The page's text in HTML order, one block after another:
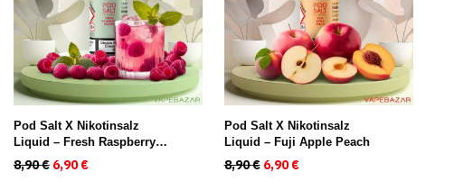
€
€.
Pod Salt X Nikotinsalz
Liquid – Fresh Raspberry
Mojito
8,90€ Ursprünglicher Preis war: 8,90 €
6,90€Aktueller Preis ist: 6,90 €.
Pod Salt X Nikotinsalz
Liquid – Fuji Apple Peach
8,90€ Ursprünglicher Preis war: 8,90 €
6,90€Aktueller Preis ist: 6,90 €.